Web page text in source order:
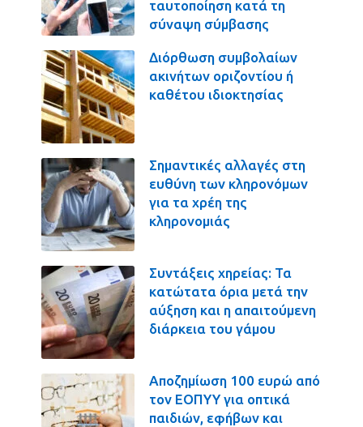
ταυτοποίηση κατά τη
σύναψη σύμβασης
Διόρθωση συμβολαίων
ακινήτων οριζοντίου ή
καθέτου ιδιοκτησίας
Σημαντικές αλλαγές στη
ευθύνη των κληρονόμων
για τα χρέη της
κληρονομιάς
Συντάξεις χηρείας: Τα
κατώτατα όρια μετά την
αύξηση και η απαιτούμενη
διάρκεια του γάμου
Αποζημίωση 100 ευρώ από
τον ΕΟΠΥΥ για οπτικά
παιδιών, εφήβων και